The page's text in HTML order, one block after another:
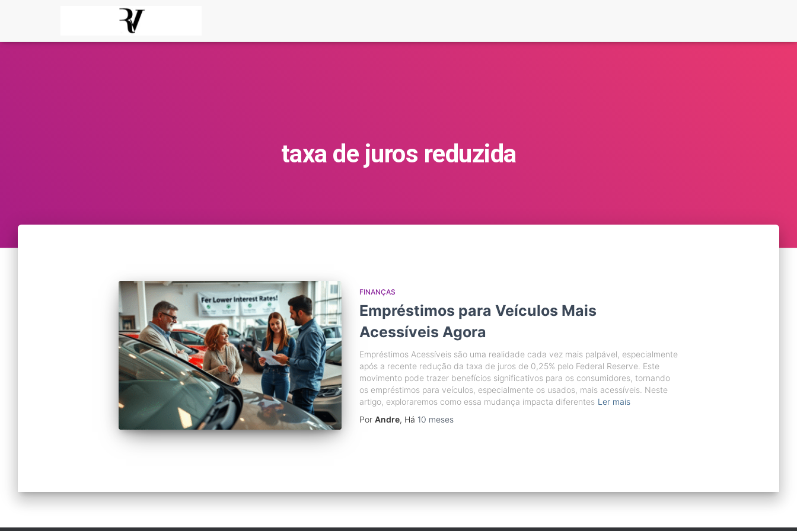
taxa de juros reduzida
FINANÇAS
Empréstimos para Veículos Mais
Acessíveis Agora
Empréstimos Acessíveis são uma realidade cada vez mais palpável, especialmente
após a recente redução da taxa de juros de 0,25% pelo Federal Reserve. Este
movimento pode trazer benefícios significativos para os consumidores, tornando
os empréstimos para veículos, especialmente os usados, mais acessíveis. Neste
artigo, exploraremos como essa mudança impacta diferentes Ler mais
Por Andre, Há 10 meses